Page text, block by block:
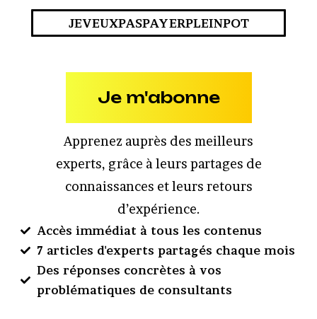
JEVEUXPASPAYERPLEINPOT
Je m'abonne
Apprenez auprès des meilleurs
experts, grâce à leurs partages de
connaissances et leurs retours
d’expérience.
Accès immédiat à tous les contenus
7 articles d'experts partagés chaque mois
Des réponses concrètes à vos
problématiques de consultants